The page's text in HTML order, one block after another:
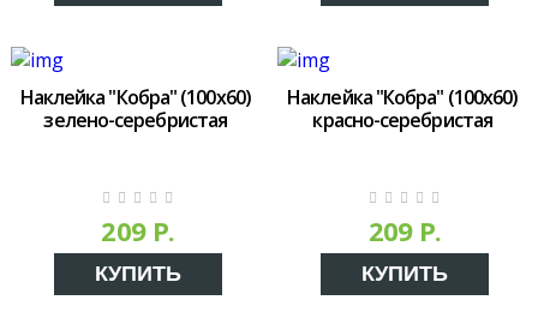
Наклейка "Кобра" (100х60)
зелено-серебристая
209 Р.
КУПИТЬ
Наклейка "Кобра" (100х60)
красно-серебристая
209 Р.
КУПИТЬ